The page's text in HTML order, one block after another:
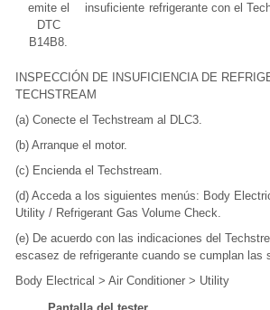
emite el
DTC
B14B8.
insuficiente refrigerante con el
INSPECCIÓN DE INSUFICIENCIA DE
TECHSTREAM
(a) Conecte el Techstream al DLC3.
(b) Arranque el motor.
(c) Encienda el Techstream.
(d) Acceda a los siguientes menús: Body
Utility / Refrigerant Gas Volume Check.
(e) De acuerdo con las indicaciones del
escasez de refrigerante cuando se cumplan las
Body Electrical > Air Conditioner > Utility